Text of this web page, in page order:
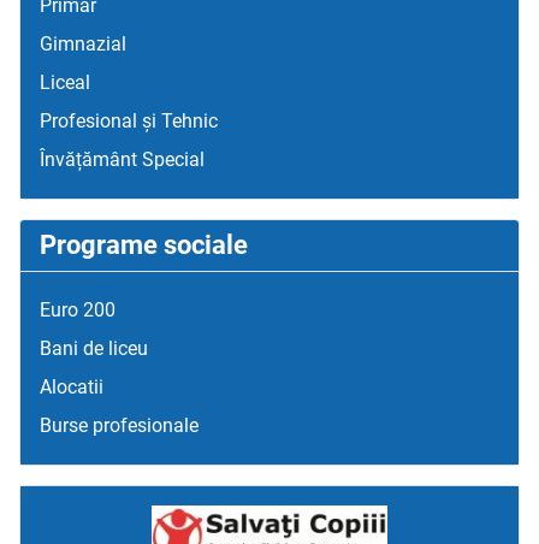
Primar
Gimnazial
Liceal
Profesional și Tehnic
Învățământ Special
Programe sociale
Euro 200
Bani de liceu
Alocatii
Burse profesionale